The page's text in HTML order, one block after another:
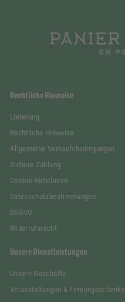
Rechtliche Hinweise
Lieferung
Rechtliche Hinweise
Allgemeine Verkaufsbedingungen
Sichere Zahlung
Cookie-Richtlinien
Datenschutzbestimmungen
DSGVO
Widerrufsrecht
Unsere Dienstleistungen
Unsere Geschäfte
Veranstaltungen & Firmengeschenke